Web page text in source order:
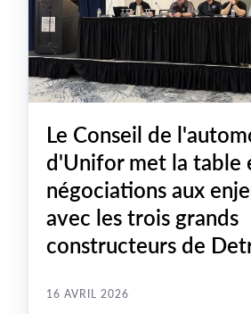
Le Conseil de
d'Unifor met la table
négociations aux
avec les trois grands
constructeurs de
16 AVRIL 2026